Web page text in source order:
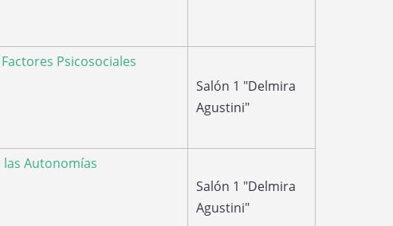
Psicosociales
Salón 1 "Delmira
Agustini"
Autonomías
Salón 1 "Delmira
Agustini"